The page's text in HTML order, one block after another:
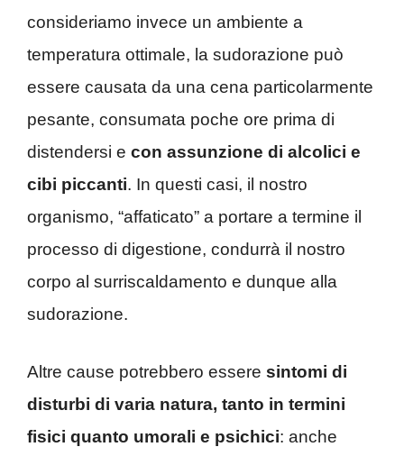
consideriamo invece un ambiente a
temperatura ottimale, la sudorazione può
essere causata da una cena particolarmente
pesante, consumata poche ore prima di
distendersi e con assunzione di alcolici e
cibi piccanti. In questi casi, il nostro
organismo, “affaticato” a portare a termine il
processo di digestione, condurrà il nostro
corpo al surriscaldamento e dunque alla
sudorazione.
Altre cause potrebbero essere sintomi di
disturbi di varia natura, tanto in termini
fisici quanto umorali e psichici: anche